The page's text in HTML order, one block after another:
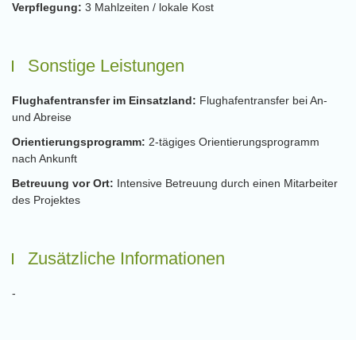
Verpflegung: 3 Mahlzeiten / lokale Kost
Sonstige Leistungen
Flughafentransfer im Einsatzland: Flughafentransfer bei An-
und Abreise
Orientierungsprogramm: 2-tägiges Orientierungsprogramm
nach Ankunft
Betreuung vor Ort: Intensive Betreuung durch einen Mitarbeiter
des Projektes
Zusätzliche Informationen
-